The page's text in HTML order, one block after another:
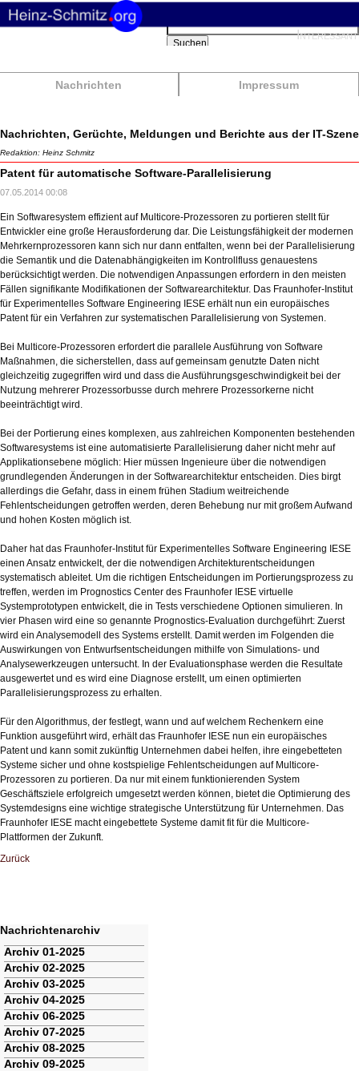
Nachrichten Impressum
Suchbegriffe
Suchen
Nachrichten, Gerüchte, Meldungen und Berichte aus der IT-Szene
Redaktion: Heinz Schmitz
Patent für automatische Software-Parallelisierung
07.05.2014 00:08
Ein Softwaresystem effizient auf Multicore-Prozessoren zu portieren stellt für
Entwickler eine große Herausforderung dar. Die Leistungsfähigkeit der modernen
Mehrkernprozessoren kann sich nur dann entfalten, wenn bei der Parallelisierung
die Semantik und die Datenabhängigkeiten im Kontrollfluss genauestens
berücksichtigt werden. Die notwendigen Anpassungen erfordern in den meisten
Fällen signifikante Modifikationen der Softwarearchitektur. Das Fraunhofer-Institut
für Experimentelles Software Engineering IESE erhält nun ein europäisches
Patent für ein Verfahren zur systematischen Parallelisierung von Systemen.
Bei Multicore-Prozessoren erfordert die parallele Ausführung von Software
Maßnahmen, die sicherstellen, dass auf gemeinsam genutzte Daten nicht
gleichzeitig zugegriffen wird und dass die Ausführungsgeschwindigkeit bei der
Nutzung mehrerer Prozessorbusse durch mehrere Prozessorkerne nicht
beeinträchtigt wird.
Bei der Portierung eines komplexen, aus zahlreichen Komponenten bestehenden
Softwaresystems ist eine automatisierte Parallelisierung daher nicht mehr auf
Applikationsebene möglich: Hier müssen Ingenieure über die notwendigen
grundlegenden Änderungen in der Softwarearchitektur entscheiden. Dies birgt
allerdings die Gefahr, dass in einem frühen Stadium weitreichende
Fehlentscheidungen getroffen werden, deren Behebung nur mit großem Aufwand
und hohen Kosten möglich ist.
Daher hat das Fraunhofer-Institut für Experimentelles Software Engineering IESE
einen Ansatz entwickelt, der die notwendigen Architekturentscheidungen
systematisch ableitet. Um die richtigen Entscheidungen im Portierungsprozess zu
treffen, werden im Prognostics Center des Fraunhofer IESE virtuelle
Systemprototypen entwickelt, die in Tests verschiedene Optionen simulieren. In
vier Phasen wird eine so genannte Prognostics-Evaluation durchgeführt: Zuerst
wird ein Analysemodell des Systems erstellt. Damit werden im Folgenden die
Auswirkungen von Entwurfsentscheidungen mithilfe von Simulations- und
Analysewerkzeugen untersucht. In der Evaluationsphase werden die Resultate
ausgewertet und es wird eine Diagnose erstellt, um einen optimierten
Parallelisierungsprozess zu erhalten.
Für den Algorithmus, der festlegt, wann und auf welchem Rechenkern eine
Funktion ausgeführt wird, erhält das Fraunhofer IESE nun ein europäisches
Patent und kann somit zukünftig Unternehmen dabei helfen, ihre eingebetteten
Systeme sicher und ohne kostspielige Fehlentscheidungen auf Multicore-
Prozessoren zu portieren. Da nur mit einem funktionierenden System
Geschäftsziele erfolgreich umgesetzt werden können, bietet die Optimierung des
Systemdesigns eine wichtige strategische Unterstützung für Unternehmen. Das
Fraunhofer IESE macht eingebettete Systeme damit fit für die Multicore-
Plattformen der Zukunft.
Zurück
Nachrichtenarchiv
Navigation
überspringen
Archiv 01-2025
Archiv 02-2025
Archiv 03-2025
Archiv 04-2025
Archiv 06-2025
Archiv 07-2025
Archiv 08-2025
Archiv 09-2025